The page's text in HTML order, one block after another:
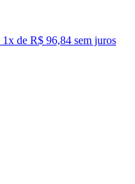
1x de R$ 96,84 sem juros